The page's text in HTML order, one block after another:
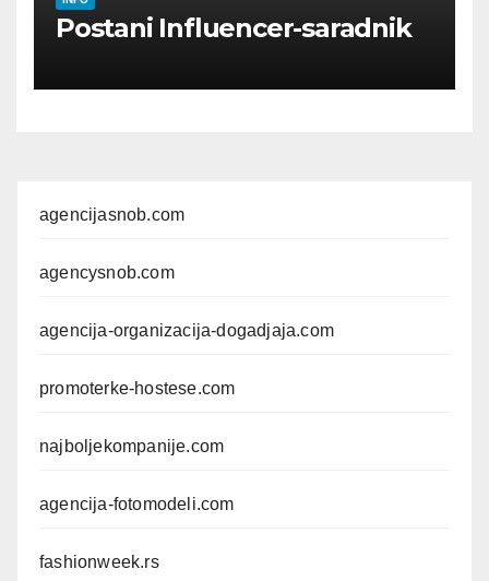
Postani Influencer-saradnik
agencijasnob.com
agencysnob.com
agencija-organizacija-dogadjaja.com
promoterke-hostese.com
najboljekompanije.com
agencija-fotomodeli.com
fashionweek.rs